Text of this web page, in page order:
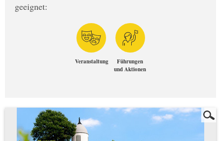
geeignet:
Veranstaltung
Führungen
und Aktionen